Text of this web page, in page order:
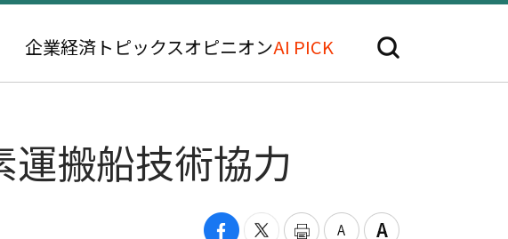
企業経済 トピックスオピニオンAI PICK
搬船技術協力